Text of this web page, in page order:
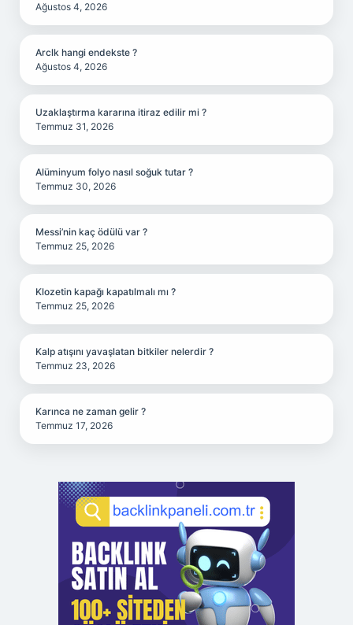
Ağustos 4, 2026
Arclk hangi endekste ?
Ağustos 4, 2026
Uzaklaştırma kararına itiraz edilir mi ?
Temmuz 31, 2026
Alüminyum folyo nasıl soğuk tutar ?
Temmuz 30, 2026
Messi’nin kaç ödülü var ?
Temmuz 25, 2026
Klozetin kapağı kapatılmalı mı ?
Temmuz 25, 2026
Kalp atışını yavaşlatan bitkiler nelerdir ?
Temmuz 23, 2026
Karınca ne zaman gelir ?
Temmuz 17, 2026